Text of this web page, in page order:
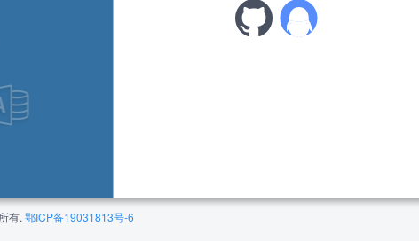
有. 鄂ICP备19031813号-6